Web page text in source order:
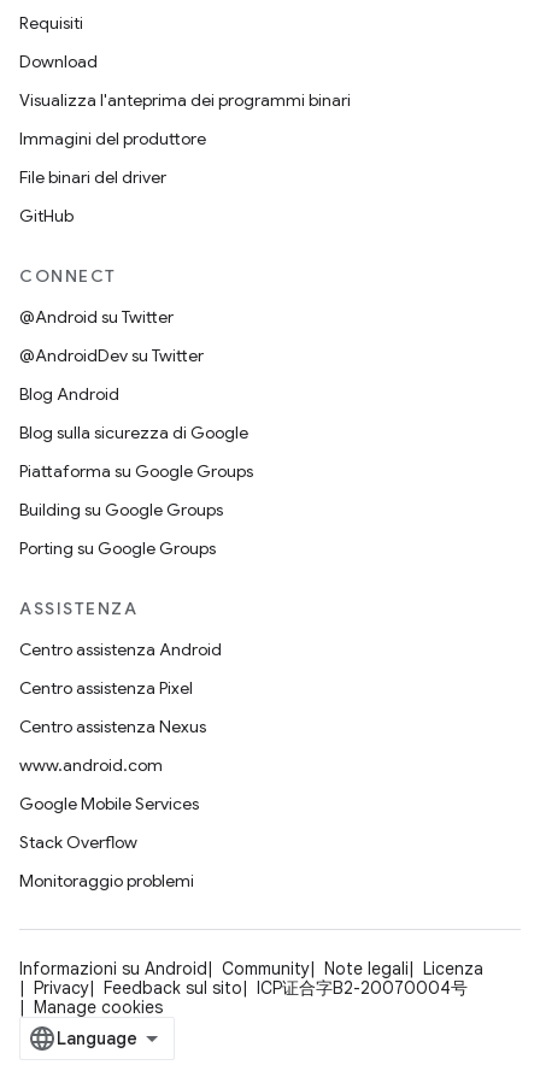
Requisiti
Download
Visualizza l'anteprima dei programmi binari
Immagini del produttore
File binari del driver
GitHub
CONNECT
@Android su Twitter
@AndroidDev su Twitter
Blog Android
Blog sulla sicurezza di Google
Piattaforma su Google Groups
Building su Google Groups
Porting su Google Groups
ASSISTENZA
Centro assistenza Android
Centro assistenza Pixel
Centro assistenza Nexus
www.android.com
Google Mobile Services
Stack Overflow
Monitoraggio problemi
Informazioni su Android Community Note legali
Licenza
Privacy
Feedback sul sito
ICP证合字B2-20070004号
Manage cookies